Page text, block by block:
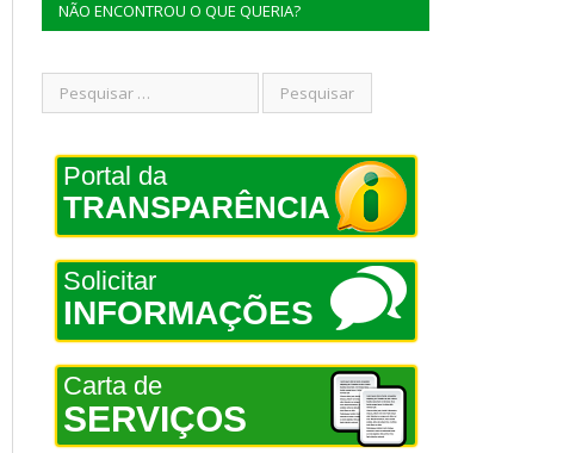
NÃO ENCONTROU O QUE QUERIA?
Portal da
TRANSPARÊNCIA
Solicitar
INFORMAÇÕES
Carta de
SERVIÇOS